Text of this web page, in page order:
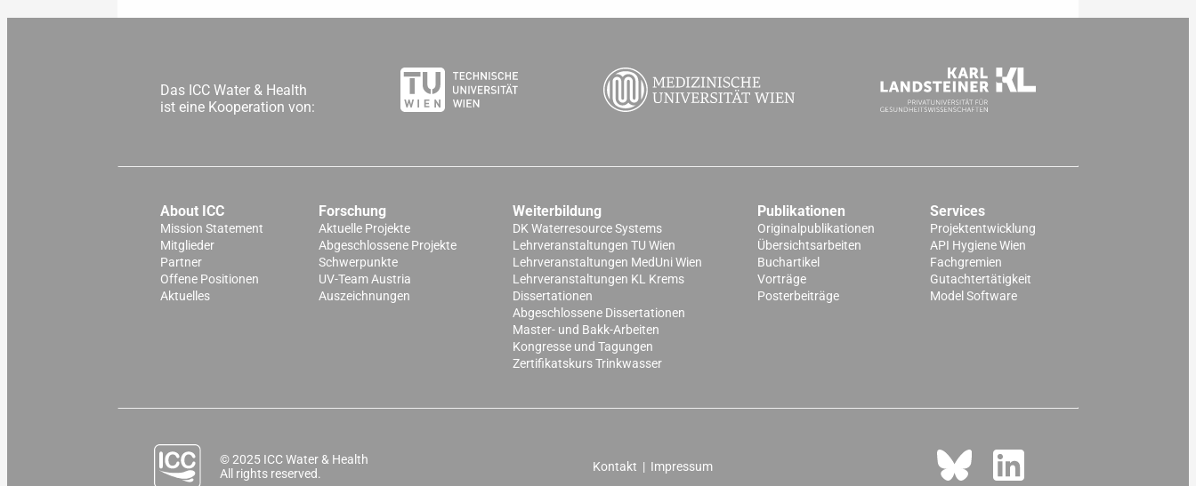
Das ICC Water & Health
ist eine Kooperation von:
About ICC
Mission Statement
Mitglieder
Partner
Offene Positionen
Aktuelles
Forschung
Aktuelle Projekte
Abgeschlossene Projekte
Schwerpunkte
UV-Team Austria
Auszeichnungen
Weiterbildung
DK Waterresource Systems
Lehrveranstaltungen TU Wien
Lehrveranstaltungen MedUni Wien
Lehrveranstaltungen KL Krems
Dissertationen
Abgeschlossene Dissertationen
Master- und Bakk-Arbeiten
Kongresse und Tagungen
Zertifikatskurs Trinkwasser
Publikationen
Originalpublikationen
Übersichtsarbeiten
Buchartikel
Vorträge
Posterbeiträge
Services
Projektentwicklung
API Hygiene Wien
Fachgremien
Gutachtertätigkeit
Model Software
© 2025 ICC Water & Health
All rights reserved.
Kontakt | Impressum